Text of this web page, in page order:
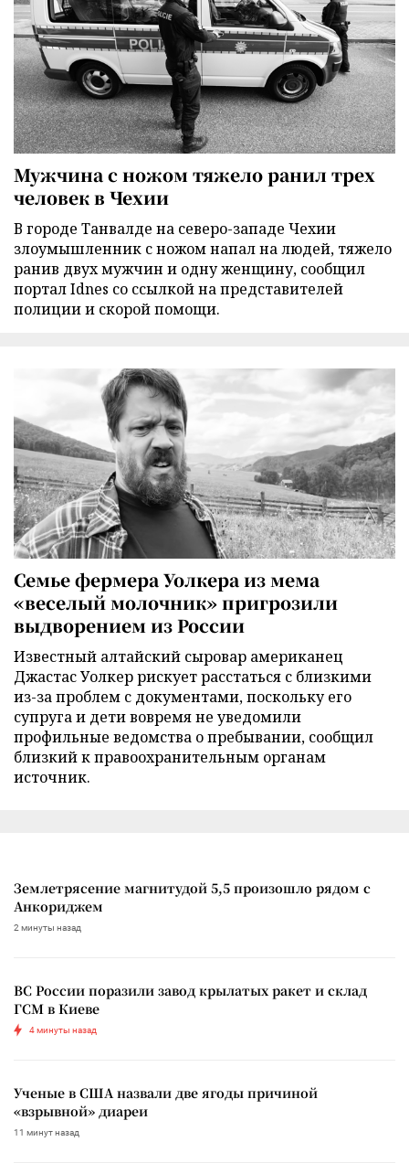
Мужчина с ножом тяжело ранил трех
человек в Чехии
В городе Танвалде на северо-западе Чехии
злоумышленник с ножом напал на людей, тяжело
ранив двух мужчин и одну женщину, сообщил
портал Idnes со ссылкой на представителей
полиции и скорой помощи.
Семье фермера Уолкера из мема
«веселый молочник» пригрозили
выдворением из России
Известный алтайский сыровар американец
Джастас Уолкер рискует расстаться с близкими
из-за проблем с документами, поскольку его
супруга и дети вовремя не уведомили
профильные ведомства о пребывании, сообщил
близкий к правоохранительным органам
источник.
Землетрясение магнитудой 5,5 произошло рядом с
Анкориджем
2 минуты назад
ВС России поразили завод крылатых ракет и склад
ГСМ в Киеве
4 минуты назад
Ученые в США назвали две ягоды причиной
«взрывной» диареи
11 минут назад